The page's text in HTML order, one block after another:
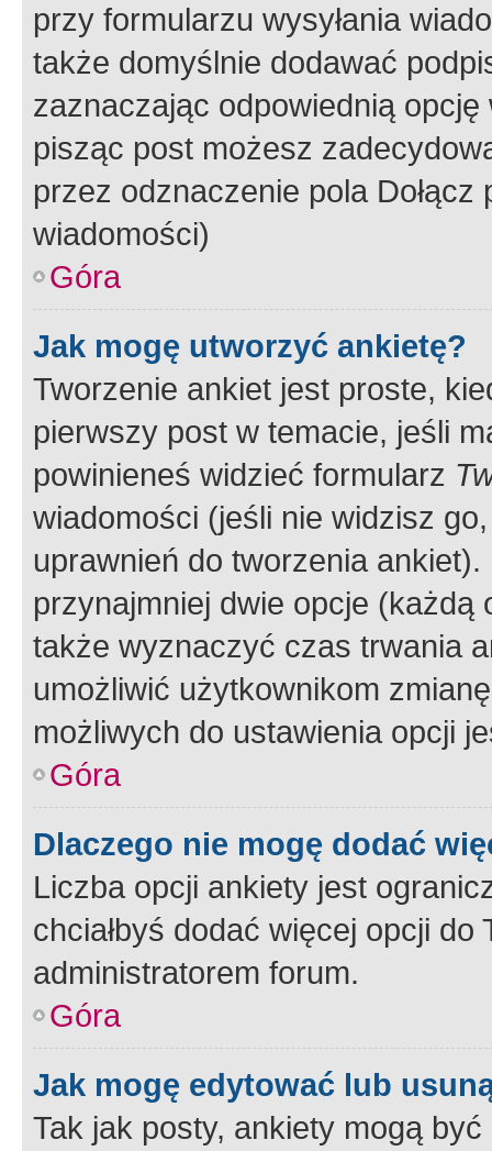
przy formularzu wysyłania
także domyślnie dodawać
zaznaczając odpowiednią
pisząc post możesz
przez odznaczenie pola
wiadomości)
Góra
Jak mogę utworzyć ankietę?
Tworzenie ankiet jest proste,
pierwszy post w temacie, jeśli
powinieneś widzieć formularz
wiadomości (jeśli nie widzisz
uprawnień do tworzenia
przynajmniej dwie opcje
także wyznaczyć czas trwania
umożliwić użytkownikom
możliwych do ustawienia opcji
Góra
Dlaczego nie mogę dodać
Liczba opcji ankiety jest
chciałbyś dodać więcej opcji
administratorem forum.
Góra
Jak mogę edytować lub
Tak jak posty, ankiety mogą